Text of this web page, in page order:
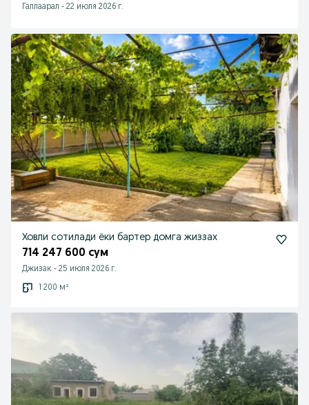
Галлаарал - 22 июля 2026 г.
Ховли сотилади ёки бартер домга жиззах
714 247 600 сум
Джизак - 25 июля 2026 г.
1 200 м²